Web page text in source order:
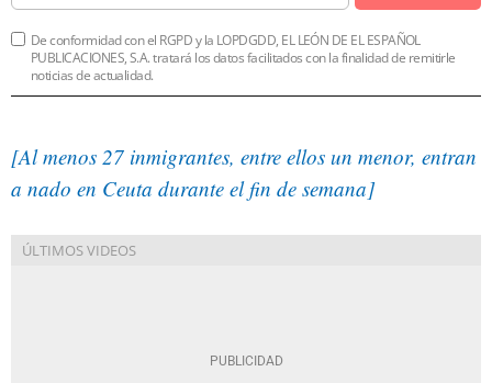
De conformidad con el RGPD y la LOPDGDD, EL LEÓN DE EL ESPAÑOL
PUBLICACIONES, S.A. tratará los datos facilitados con la finalidad de remitirle
noticias de actualidad.
[Al menos 27 inmigrantes, entre ellos un menor, entran
a nado en Ceuta durante el fin de semana]